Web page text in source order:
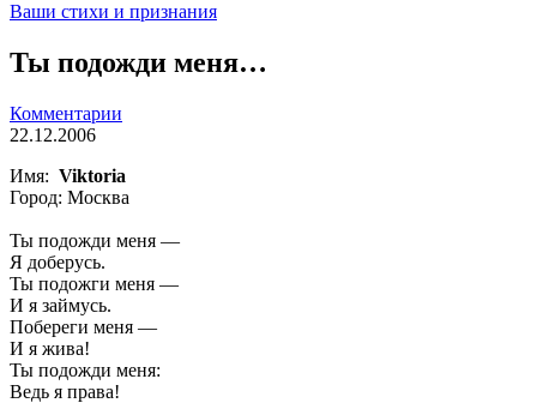
Ваши стихи и признания
Ты подожди меня…
Комментарии
22.12.2006
Имя: Viktoria
Город: Москва
Ты подожди меня —
Я доберусь.
Ты подожги меня —
И я займусь.
Побереги меня —
И я жива!
Ты подожди меня:
Ведь я права!